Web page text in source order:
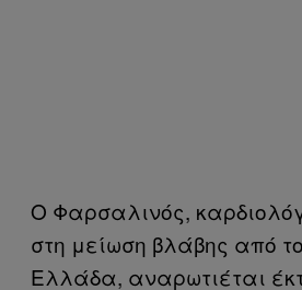
Ο Φαρσαλινός,
στη μείωση βλάβης από
Ελλάδα, αναρωτιέται